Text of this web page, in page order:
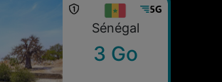
Sénégal
3 Go